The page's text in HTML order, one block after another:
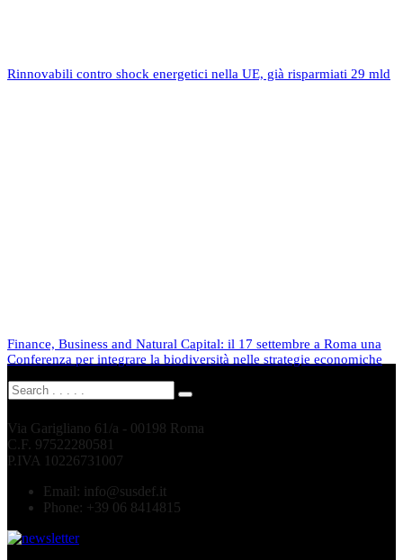
Rinnovabili contro shock energetici nella UE, già risparmiati 29 mld
Finance, Business and Natural Capital: il 17 settembre a Roma una
Conferenza per integrare la biodiversità nelle strategie economiche
Via Garigliano 61/a - 00198 Roma
C.F. 97522280581
P.IVA 10226731007
Email: info@susdef.it
Phone: +39 06 8414815